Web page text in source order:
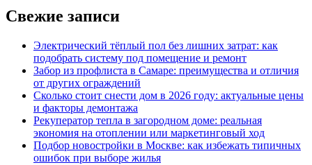
Свежие записи
Электрический тёплый пол без лишних затрат: как
подобрать систему под помещение и ремонт
Забор из профлиста в Самаре: преимущества и отличия
от других ограждений
Сколько стоит снести дом в 2026 году: актуальные цены
и факторы демонтажа
Рекуператор тепла в загородном доме: реальная
экономия на отоплении или маркетинговый ход
Подбор новостройки в Москве: как избежать типичных
ошибок при выборе жилья